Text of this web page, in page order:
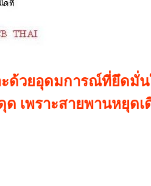
ะด้วยอุดมการณ์ที่ยึดมั่
เพราะสายพานหยุดเ